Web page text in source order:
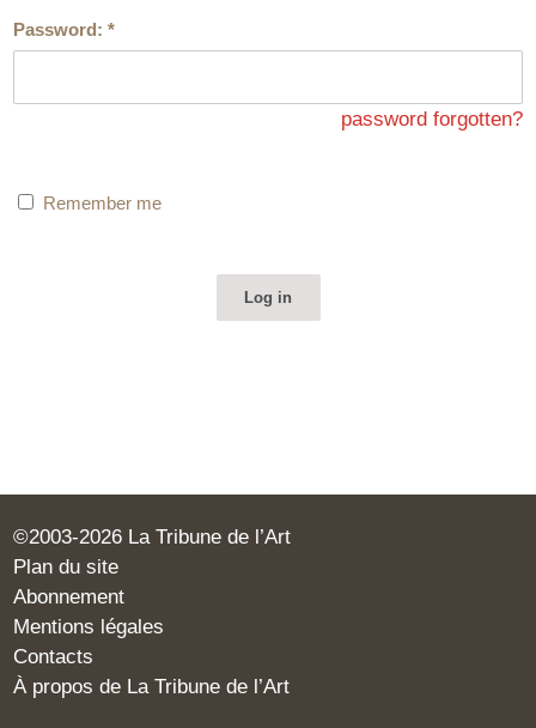
Password:*
password forgotten?
Remember me
©2003-2026 La Tribune de l’Art
Plan du site
Abonnement
Mentions légales
Contacts
À propos de La Tribune de l’Art